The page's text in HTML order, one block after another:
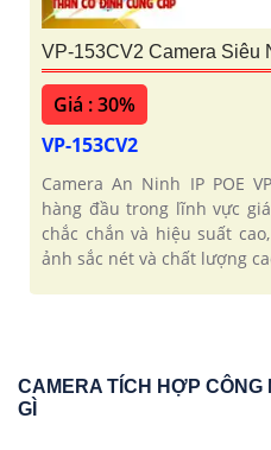
VP-153CV2 Camera Siêu
Giá : 30%
VP-153CV2
Camera An Ninh IP POE
hàng đầu trong lĩnh vực
chắc chắn và hiệu suất
ảnh sắc nét và chất lượng
CAMERA TÍCH HỢP CÔNG
GÌ